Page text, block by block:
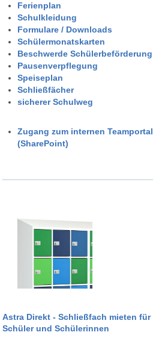
Ferienplan
Schulkleidung
Formulare / Downloads
Schülermonatskarten
Beschwerde Schülerbeförderung
Pausenverpflegung
Speiseplan
Schließfächer
sicherer Schulweg
Zugang zum internen Teamportal
(SharePoint)
Astra Direkt - Schließfach mieten für
Schüler und Schülerinnen